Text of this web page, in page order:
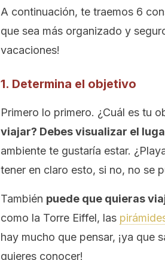
A continuación, te traemos 6
que sea más organizado y
vacaciones!
1. Determina el objetivo
Primero lo primero. ¿Cuál es tu
viajar? Debes visualizar el
ambiente te gustaría estar.
tener en claro esto, si no, no se
También puede que quieras
como la Torre Eiffel, las
hay mucho que pensar, ¡ya que
quieres conocer!